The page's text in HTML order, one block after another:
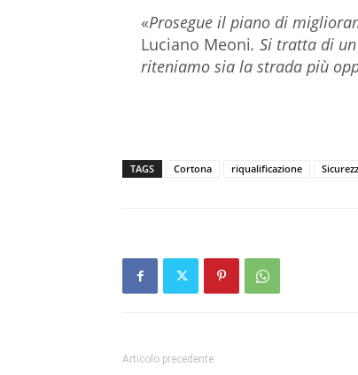
«Prosegue il piano di
Luciano Meoni. Si tratta di
riteniamo sia la strada più
TAGS Cortona riqualificazione
Articolo precedente